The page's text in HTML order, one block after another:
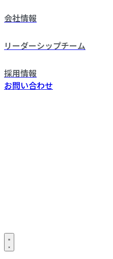
会社情報
リーダーシップチーム
採用情報
お問い合わせ